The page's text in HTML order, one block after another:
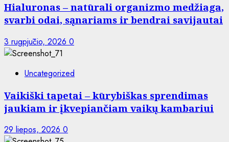
Hialuronas – natūrali organizmo medžiaga,
svarbi odai, sąnariams ir bendrai savijautai
3 rugpjūčio, 2026 0
Uncategorized
Vaikiški tapetai – kūrybiškas sprendimas
jaukiam ir įkvepiančiam vaikų kambariui
29 liepos, 2026 0